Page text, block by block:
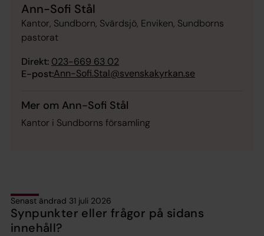
Ann-Sofi Stål
Kantor, Sundborn, Svärdsjö, Enviken, Sundborns
pastorat
Direkt: 023-669 63 02
E-post:Ann-Sofi.Stal@svenskakyrkan.se
Mer om Ann-Sofi Stål
Kantor i Sundborns församling
Senast ändrad 31 juli 2026
Synpunkter eller frågor på sidans
innehåll?